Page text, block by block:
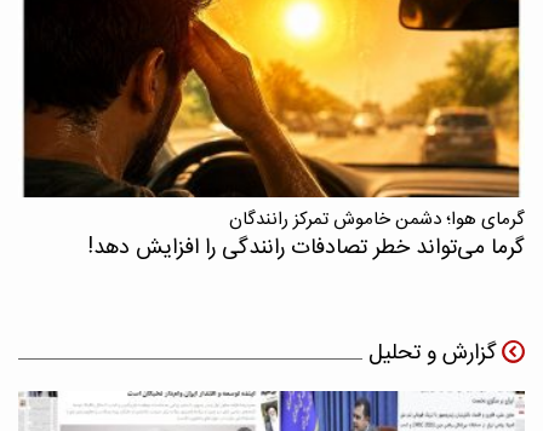
گرمای هوا؛ دشمن خاموش تمرکز رانندگان
گرما می‌تواند خطر تصادفات رانندگی را افزایش دهد!
گزارش و تحلیل